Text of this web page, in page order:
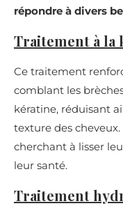
répondre à divers
Traitement à la
Ce traitement
comblant les
kératine, réduisant
texture des
cherchant à lisser
leur santé.
Traitement